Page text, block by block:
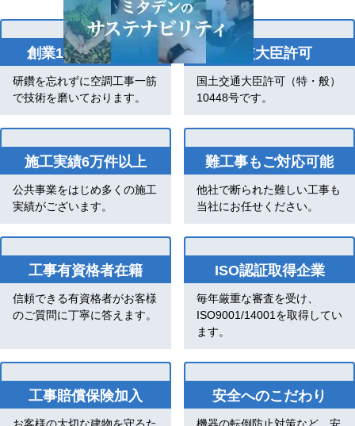
創業1967年の歴史
研鑽を忘れずに空調工事一筋
で技術を磨いております。
国交大臣許可
国土交通大臣許可（特・般）
10448号です。
施工実績6万件以上
公共事業をはじめ多くの施工
実績がございます。
難工事もご対応可能
他社で断られた難しい工事も
当社にお任せください。
工事有資格者在籍
信頼できる有資格者がお客様
のご質問に丁寧に答えます。
ISO認証取得企業
毎年厳重な審査を受け、
ISO9001/14001を取得してい
ます。
工事賠償保険加入
お客様の大切な建物を守るた
安全へのこだわり
機器の転倒防止対策など、安